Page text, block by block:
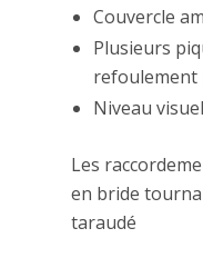
Couvercle
Plusieurs
refoulement
Niveau visuel
Les
en bride
taraudé